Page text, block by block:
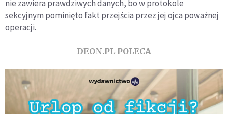
nie zawiera prawdziwych danych, bo w protokole
sekcyjnym pominięto fakt przejścia przez jej ojca poważnej
operacji.
DEON.PL POLECA